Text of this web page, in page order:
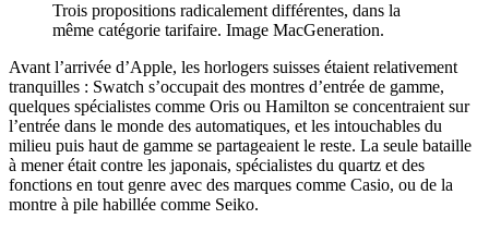
Trois propositions radicalement différentes, dans la
même catégorie tarifaire. Image MacGeneration.
Avant l’arrivée d’Apple, les horlogers suisses étaient relativement
tranquilles : Swatch s’occupait des montres d’entrée de gamme,
quelques spécialistes comme Oris ou Hamilton se concentraient sur
l’entrée dans le monde des automatiques, et les intouchables du
milieu puis haut de gamme se partageaient le reste. La seule bataille
à mener était contre les japonais, spécialistes du quartz et des
fonctions en tout genre avec des marques comme Casio, ou de la
montre à pile habillée comme Seiko.